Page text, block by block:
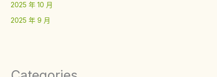
2025 年 10 月
2025 年 9 月